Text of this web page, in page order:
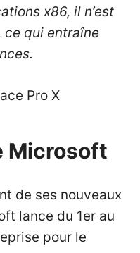
x86, il n’est
ce qui entraîne
Pro X
Microsoft
de ses nouveaux
lance du 1er au
pour le